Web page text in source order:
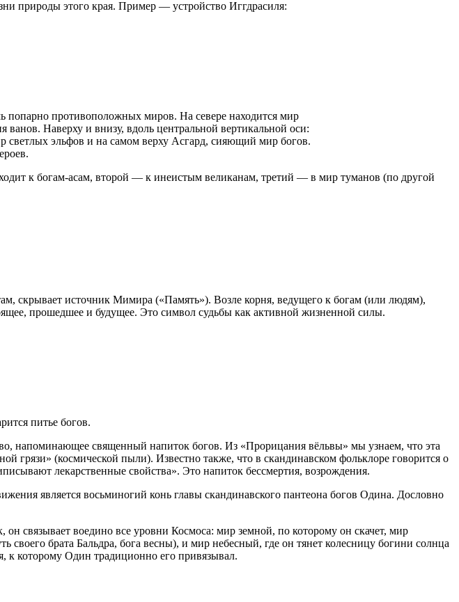
природы этого края. Пример — устройство Иггдрасиля:
противоположных миров. На севере находится мир
Наверху и внизу, вдоль центральной вертикальной оси:
эльфов и на самом верху Асгард, сияющий мир богов.
к богам-асам, второй — к инеистым великанам, третий — в мир туманов (по другой
скрывает источник Мимира («Память»). Возле корня, ведущего к богам (или людям),
прошедшее и будущее. Это символ судьбы как активной жизненной силы.
питье богов.
напоминающее священный напиток богов. Из «Прорицания вёльвы» мы узнаем, что эта
грязи» (космической пыли). Известно также, что в скандинавском фольклоре говорится о
лекарственные свойства». Это напиток бессмертия, возрождения.
является восьминогий конь главы скандинавского пантеона богов Одина. Дословно
связывает воедино все уровни Космоса: мир земной, по которому он скачет, мир
брата Бальдра, бога весны), и мир небесный, где он тянет колесницу богини солнца
к которому Один традиционно его привязывал.